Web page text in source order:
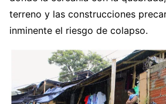
terreno y las construcciones
inminente el riesgo de colapso.